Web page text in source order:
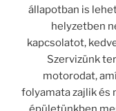
állapotban is
helyzetben
kapcsolatot,
Szervizünk
motorodat,
folyamata zajlik és